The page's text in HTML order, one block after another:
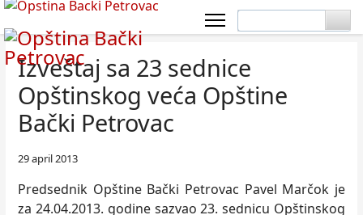
Izveštaj sa 23 sednice
Opštinskog veća Opštine
Bački Petrovac
29 april 2013
Predsednik Opštine Bački Petrovac Pavel Marčok je
za 24.04.2013. godine sazvao 23. sednicu Opštinskog